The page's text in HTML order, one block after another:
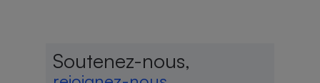
Soutenez-nous,